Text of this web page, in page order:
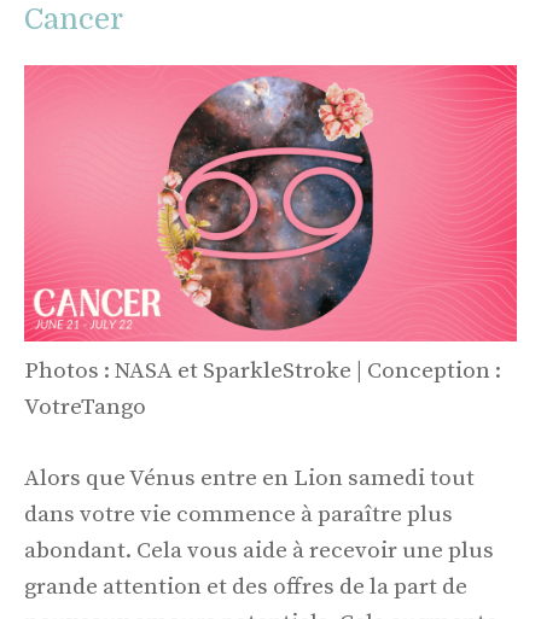
Cancer
Photos : NASA et SparkleStroke | Conception :
VotreTango
Alors que Vénus entre en Lion samedi tout
dans votre vie commence à paraître plus
abondant. Cela vous aide à recevoir une plus
grande attention et des offres de la part de